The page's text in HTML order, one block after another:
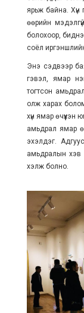
ярьж байна. Хүн
өөрийн
болохоор,
соёл
Энэ сэдвээр
гэвэл, ямар
тогтсон
олж харах
хүн ямар
амьдрал ямар
эхэлдэг.
амьдралын хэв
хэлж болно.